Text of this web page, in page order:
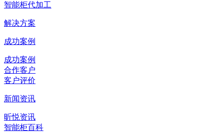
智能柜代加工
解决方案
成功案例
成功案例
合作客户
客户评价
新闻资讯
昕悦资讯
智能柜百科